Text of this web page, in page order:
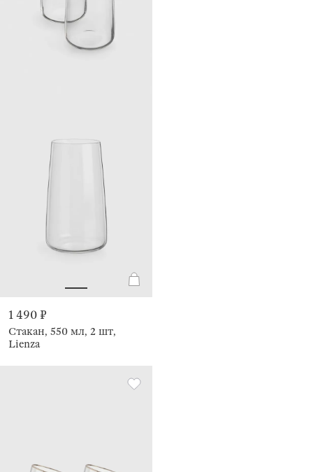
1 490 ₽
Стакан, 550 мл, 2 шт,
Lienza